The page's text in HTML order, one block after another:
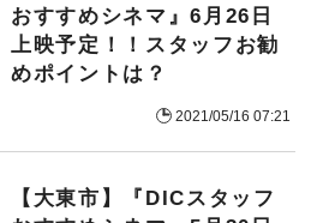
おすすめシネマ』6月26日
上映予定！！スタッフお勧
めポイントは？
2021/05/16 07:21
【大東市】『DICスタッフ